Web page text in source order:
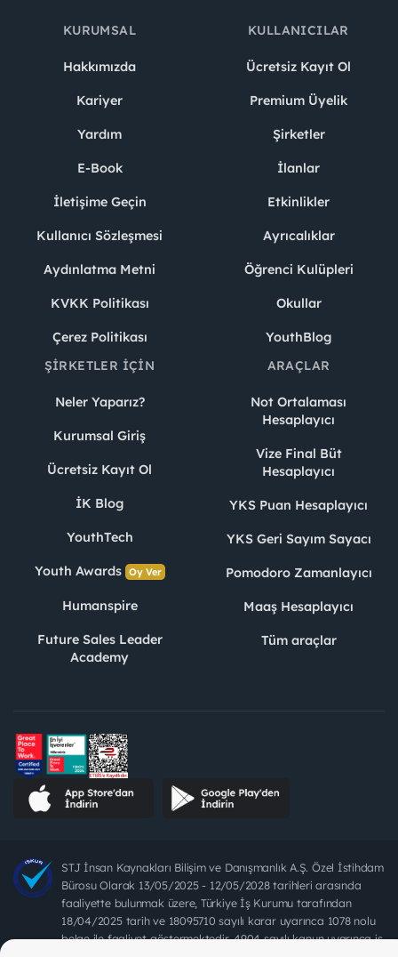
KURUMSAL
Hakkımızda
Kariyer
Yardım
E-Book
İletişime Geçin
Kullanıcı Sözleşmesi
Aydınlatma Metni
KVKK Politikası
Çerez Politikası
KULLANICILAR
Ücretsiz Kayıt Ol
Premium Üyelik
Şirketler
İlanlar
Etkinlikler
Ayrıcalıklar
Öğrenci Kulüpleri
Okullar
YouthBlog
ŞIRKETLER İÇIN
Neler Yaparız?
Kurumsal Giriş
Ücretsiz Kayıt Ol
İK Blog
YouthTech
Youth Awards Oy Ver
Humanspire
Future Sales Leader
Academy
ARAÇLAR
Not Ortalaması
Hesaplayıcı
Vize Final Büt
Hesaplayıcı
YKS Puan Hesaplayıcı
YKS Geri Sayım Sayacı
Pomodoro Zamanlayıcı
Maaş Hesaplayıcı
Tüm araçlar
STJ İnsan Kaynakları Bilişim ve Danışmanlık A.Ş. Özel İstihdam
Bürosu Olarak 13/05/2025 - 12/05/2028 tarihleri arasında
faaliyette bulunmak üzere, Türkiye İş Kurumu tarafından
18/04/2025 tarih ve 18095710 sayılı karar uyarınca 1078 nolu
belge ile faaliyet göstermektedir. 4904 sayılı kanun uyarınca iş